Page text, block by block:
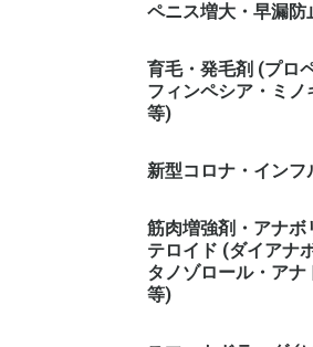
ペニス増大・早漏防
育毛・発毛剤 (プロ
フィンペシア・ミノ
等)
新型コロナ・インフ
筋肉増強剤・アナボ
テロイド (ダイアナ
タノゾロール・アナ
等)